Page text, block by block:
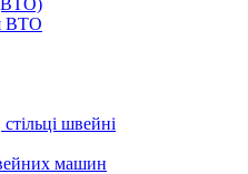
ВТО
швейні
машин